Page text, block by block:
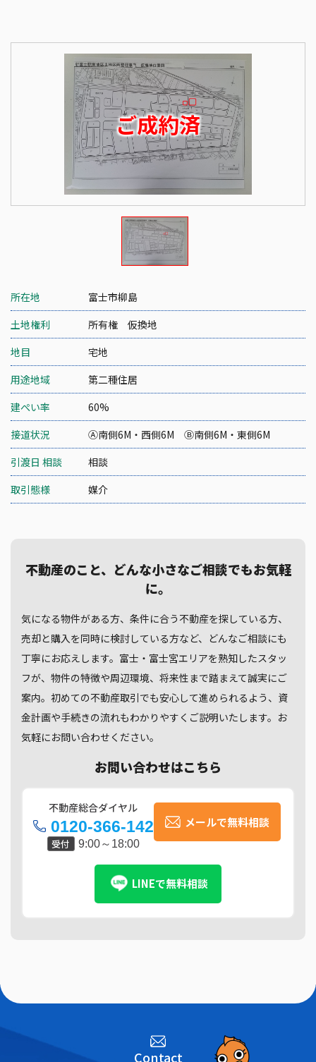
ご成約済
所在地
富士市柳島
土地権利
所有権 仮換地
地目
宅地
用途地域
第二種住居
建ぺい率
60%
接道状況
Ⓐ南側6M・西側6M Ⓑ南側6M・東側6M
引渡日 相談
相談
取引態様
媒介
不動産のこと、どんな小さなご相談でもお気軽
に。
気になる物件がある方、条件に合う不動産を探している方、
売却と購入を同時に検討している方など、どんなご相談にも
丁寧にお応えします。富士・富士宮エリアを熟知したスタッ
フが、物件の特徴や周辺環境、将来性まで踏まえて誠実にご
案内。初めての不動産取引でも安心して進められるよう、資
金計画や手続きの流れもわかりやすくご説明いたします。お
気軽にお問い合わせください。
お問い合わせはこちら
不動産総合ダイヤル
0120-366-142
受付 9:00～18:00
メールで無料相談
LINEで無料相談
Contact